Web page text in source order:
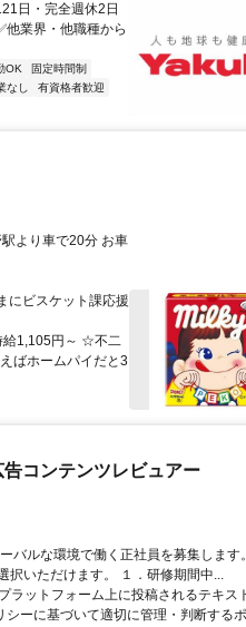
日・完全週休2日
他業界・他職種から
OK
固定時間制
なし
有資格者歓迎
り車で20分 お車
にビスケット課応援
給1,105円～ ☆不二
ばホームパイだと3
告コンテンツレビュアー
バルな環境で働く正社員を募集します
択いただけます。 １．研修期間中...
ラットフォーム上に投稿されるテキス
ーに基づいて適切に管理・判断する